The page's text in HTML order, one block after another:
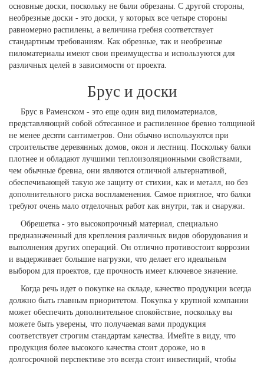
основные доски, поскольку не были обрезаны. С другой стороны,
необрезные доски - это доски, у которых все четыре стороны
равномерно распилены, а величина гребня соответствует
стандартным требованиям. Как обрезные, так и необрезные
пиломатериалы имеют свои преимущества и используются для
различных целей в зависимости от проекта.
Брус и доски
Брус в Раменском - это еще один вид пиломатериалов,
представляющий собой обтесанное и распиленное бревно толщиной
не менее десяти сантиметров. Они обычно используются при
строительстве деревянных домов, окон и лестниц. Поскольку балки
плотнее и обладают лучшими теплоизоляционными свойствами,
чем обычные бревна, они являются отличной альтернативой,
обеспечивающей такую же защиту от стихии, как и металл, но без
дополнительного риска воспламенения. Самое приятное, что балки
требуют очень мало отделочных работ как внутри, так и снаружи.
Обрешетка - это высокопрочный материал, специально
предназначенный для крепления различных видов оборудования и
выполнения других операций. Он отлично противостоит коррозии
и выдерживает большие нагрузки, что делает его идеальным
выбором для проектов, где прочность имеет ключевое значение.
Когда речь идет о покупке на складе, качество продукции всегда
должно быть главным приоритетом. Покупка у крупной компании
может обеспечить дополнительное спокойствие, поскольку вы
можете быть уверены, что получаемая вами продукция
соответствует строгим стандартам качества. Имейте в виду, что
продукция более высокого качества стоит дороже, но в
долгосрочной перспективе это всегда стоит инвестиций, чтобы